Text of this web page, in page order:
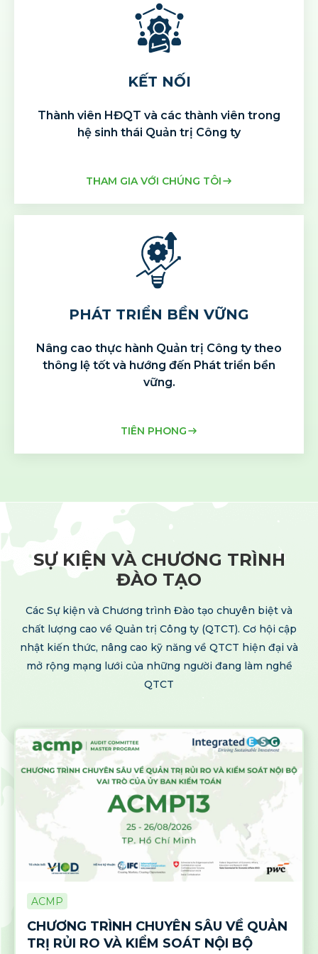
KẾT NỐI
Thành viên HĐQT và các thành viên trong
hệ sinh thái Quản trị Công ty
THAM GIA VỚI CHÚNG TÔI
PHÁT TRIỂN BỀN VỮNG
Nâng cao thực hành Quản trị Công tytheo
thông lệ tốt và hướng đến Phát triển bền
vững.
TIÊN PHONG
SỰ KIỆN VÀ CHƯƠNG TRÌNH
ĐÀO TẠO
Các Sự kiện và Chương trình Đào tạo chuyên biệt và
chất lượng cao về Quản trị Công ty (QTCT). Cơ hội cập
nhật kiến thức, nâng cao kỹ năng về QTCT hiện đại và
mở rộng mạng lưới của những người đang làm nghề
QTCT
ACMP
CHƯƠNG TRÌNH CHUYÊN SÂU VỀ QUẢN
TRỊ RỦI RO VÀ KIỂM SOÁT NỘI BỘ